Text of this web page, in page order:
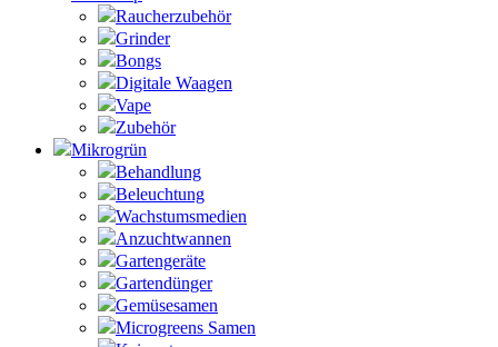
Raucherzubehör
Grinder
Bongs
Digitale Waagen
Vape
Zubehör
Mikrogrün
Behandlung
Beleuchtung
Wachstumsmedien
Anzuchtwannen
Gartengeräte
Gartendünger
Gemüsesamen
Microgreens Samen